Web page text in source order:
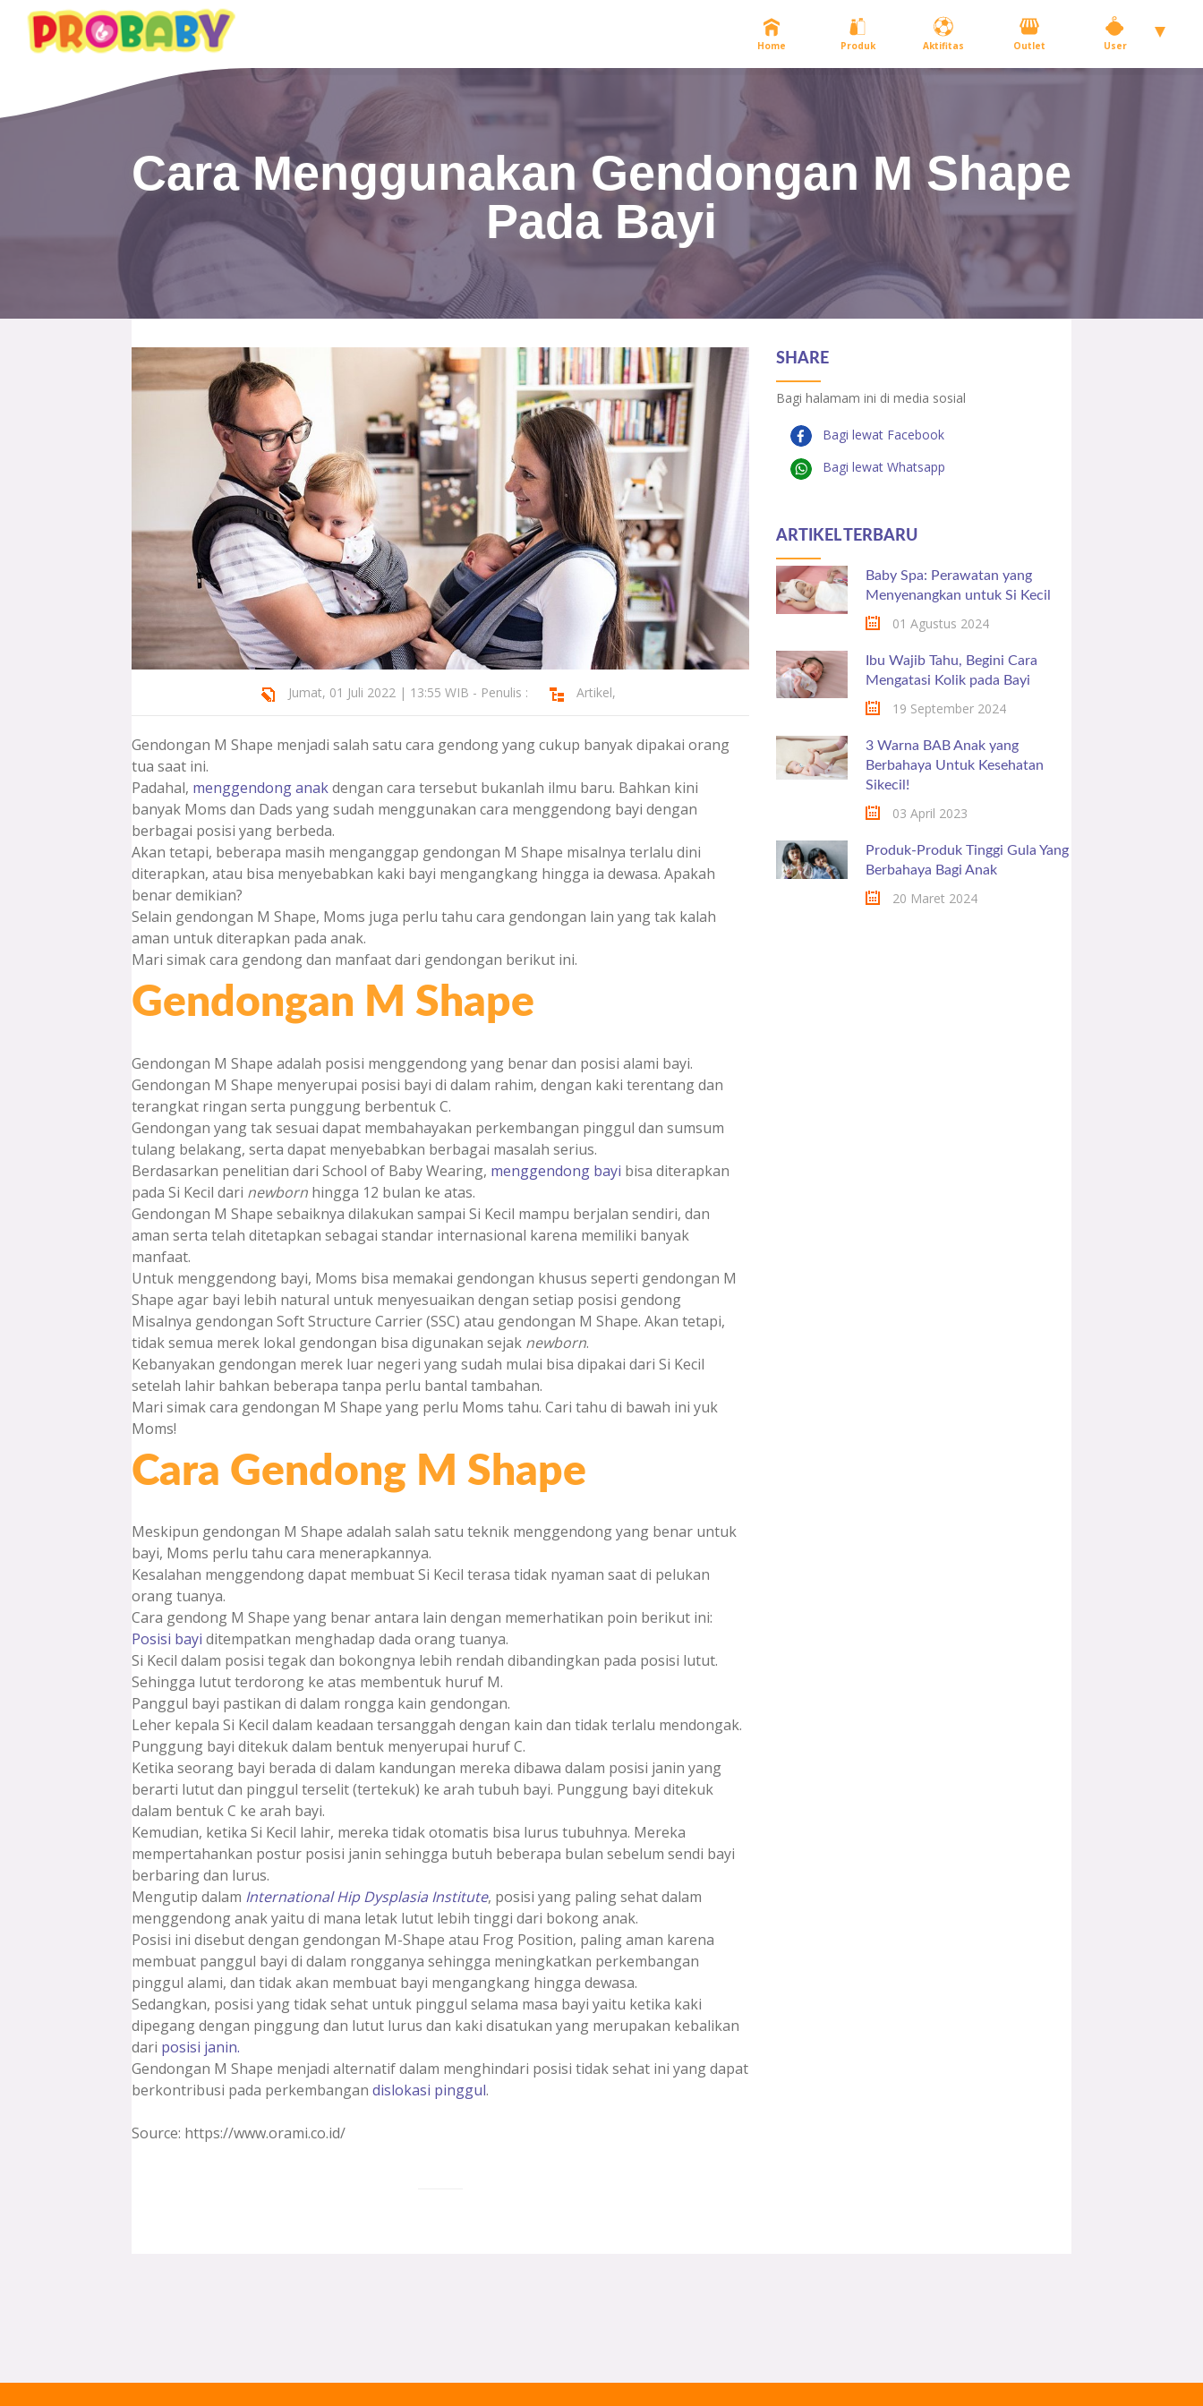
Home Produk Aktifitas Outlet User
Cara Menggunakan Gendongan M Shape
Pada Bayi
Jumat, 01 Juli 2022 | 13:55 WIB - Penulis : Artikel,
Gendongan M Shape menjadi salah satu cara gendong yang cukup banyak dipakai orang
tua saat ini.
Padahal, menggendong anakdengan cara tersebut bukanlah ilmu baru. Bahkan kini
banyak Moms dan Dads yang sudah menggunakan cara menggendong bayi dengan
berbagai posisi yang berbeda.
Akan tetapi, beberapa masih menganggap gendongan M Shape misalnya terlalu dini
diterapkan, atau bisa menyebabkan kaki bayi mengangkang hingga ia dewasa. Apakah
benar demikian?
Selain gendongan M Shape, Moms juga perlu tahu cara gendongan lain yang tak kalah
aman untuk diterapkan pada anak.
Mari simak cara gendong dan manfaat dari gendongan berikut ini.
Gendongan M Shape
Gendongan M Shape adalah posisi menggendong yang benar dan posisi alami bayi.
Gendongan M Shape menyerupai posisi bayi di dalam rahim, dengan kaki terentang dan
terangkat ringan serta punggung berbentuk C.
Gendongan yang tak sesuai dapat membahayakan perkembangan pinggul dan sumsum
tulang belakang, serta dapat menyebabkan berbagai masalah serius.
Berdasarkan penelitian dari School of Baby Wearing, menggendong bayi bisa diterapkan
pada Si Kecil dari newborn hingga 12 bulan ke atas.
Gendongan M Shape sebaiknya dilakukan sampai Si Kecil mampu berjalan sendiri, dan
aman serta telah ditetapkan sebagai standar internasional karena memiliki banyak
manfaat.
Untuk menggendong bayi, Moms bisa memakai gendongan khusus seperti gendongan M
Shape agar bayi lebih natural untuk menyesuaikan dengan setiap posisi gendong
Misalnya gendongan Soft Structure Carrier (SSC) atau gendongan M Shape. Akan tetapi,
tidak semua merek lokal gendongan bisa digunakan sejak newborn.
Kebanyakan gendongan merek luar negeri yang sudah mulai bisa dipakai dari Si Kecil
setelah lahir bahkan beberapa tanpa perlu bantal tambahan.
Mari simak cara gendongan M Shape yang perlu Moms tahu. Cari tahu di bawah ini yuk
Moms!
Cara Gendong M Shape
Meskipun gendongan M Shape adalah salah satu teknik menggendong yang benar untuk
bayi, Moms perlu tahu cara menerapkannya.
Kesalahan menggendong dapat membuat Si Kecil terasa tidak nyaman saat di pelukan
orang tuanya.
Cara gendong M Shape yang benar antara lain dengan memerhatikan poin berikut ini:
Posisi bayi ditempatkan menghadap dada orang tuanya.
Si Kecil dalam posisi tegak dan bokongnya lebih rendah dibandingkan pada posisi lutut.
Sehingga lutut terdorong ke atas membentuk huruf M.
Panggul bayi pastikan di dalam rongga kain gendongan.
Leher kepala Si Kecil dalam keadaan tersanggah dengan kain dan tidak terlalu mendongak.
Punggung bayi ditekuk dalam bentuk menyerupai huruf C.
Ketika seorang bayi berada di dalam kandungan mereka dibawa dalam posisi janin yang
berarti lutut dan pinggul terselit (tertekuk) ke arah tubuh bayi. Punggung bayi ditekuk
dalam bentuk C ke arah bayi.
Kemudian, ketika Si Kecil lahir, mereka tidak otomatis bisa lurus tubuhnya. Mereka
mempertahankan postur posisi janin sehingga butuh beberapa bulan sebelum sendi bayi
berbaring dan lurus.
Mengutip dalam International Hip Dysplasia Institute, posisi yang paling sehat dalam
menggendong anak yaitu di mana letak lutut lebih tinggi dari bokong anak.
Posisi ini disebut dengan gendongan M-Shape atau Frog Position, paling aman karena
membuat panggul bayi di dalam rongganya sehingga meningkatkan perkembangan
pinggul alami, dan tidak akan membuat bayi mengangkang hingga dewasa.
Sedangkan, posisi yang tidak sehat untuk pinggul selama masa bayi yaitu ketika kaki
dipegang dengan pinggung dan lutut lurus dan kaki disatukan yang merupakan kebalikan
dari posisi janin.
Gendongan M Shape menjadi alternatif dalam menghindari posisi tidak sehat ini yang dapat
berkontribusi pada perkembangan dislokasi pinggul.
Source: https://www.orami.co.id/
SHARE
Bagi halamam ini di media sosial
Bagi lewat Facebook
Bagi lewat Whatsapp
ARTIKEL TERBARU
Baby Spa: Perawatan yang
Menyenangkan untuk Si Kecil
01 Agustus 2024
Ibu Wajib Tahu, Begini Cara
Mengatasi Kolik pada Bayi
19 September 2024
3 Warna BAB Anak yang
Berbahaya Untuk Kesehatan
Sikecil!
03 April 2023
Produk-Produk Tinggi Gula Yang
Berbahaya Bagi Anak
20 Maret 2024